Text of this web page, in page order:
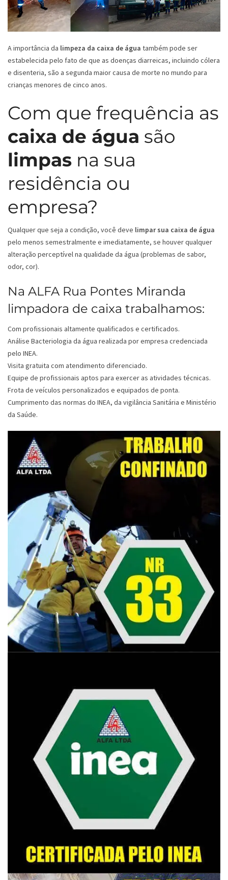
A importância da limpeza da caixa de água também pode ser
estabelecida pelo fato de que as doenças diarreicas, incluindo cólera
e disenteria, são a segunda maior causa de morte no mundo para
crianças menores de cinco anos.
Com que frequência as
caixa de água são
limpas na sua
residência ou
empresa?
Qualquer que seja a condição, você deve limpar sua caixa de água
pelo menos semestralmente e imediatamente, se houver qualquer
alteração perceptível na qualidade da água (problemas de sabor,
odor, cor).
Na ALFA Rua Pontes Miranda
limpadora de caixa trabalhamos:
Com profissionais altamente qualificados e certificados.
Análise Bacteriologia da água realizada por empresa credenciada
pelo INEA.
Visita gratuita com atendimento diferenciado.
Equipe de profissionais aptos para exercer as atividades técnicas.
Frota de veículos personalizados e equipados de ponta.
Cumprimento das normas do INEA, da vigilância Sanitária e Ministério
da Saúde.